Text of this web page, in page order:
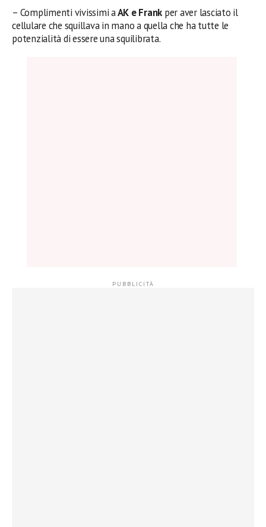
– Complimenti vivissimi aAK e Frank per aver lasciato il
cellulare che squillava in mano a quella che ha tutte le
potenzialità di essere una squilibrata.